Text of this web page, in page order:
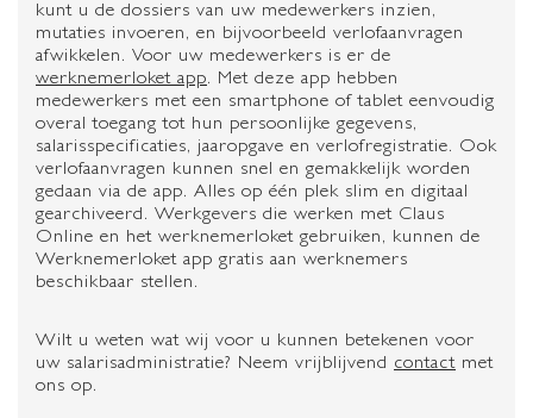
kunt u de dossiers van uw medewerkers inzien,
mutaties invoeren, en bijvoorbeeld verlofaanvragen
afwikkelen. Voor uw medewerkers is er de
werknemerloket app. Met deze app hebben
medewerkers met een smartphone of tablet eenvoudig
overal toegang tot hun persoonlijke gegevens,
salarisspecificaties, jaaropgave en verlofregistratie. Ook
verlofaanvragen kunnen snel en gemakkelijk worden
gedaan via de app. Alles op één plek slim en digitaal
gearchiveerd. Werkgevers die werken met Claus
Online en het werknemerloket gebruiken, kunnen de
Werknemerloket app gratis aan werknemers
beschikbaar stellen.
Wilt u weten wat wij voor u kunnen betekenen voor
uw salarisadministratie? Neem vrijblijvend contact met
ons op.